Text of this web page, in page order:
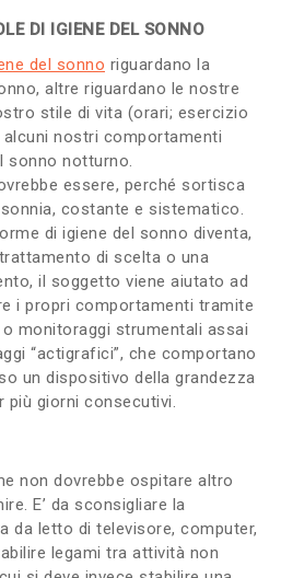
DI IGIENE DEL SONNO
del sonno riguardano la
altre riguardano le nostre
stile di vita (orari; esercizio
nostri comportamenti
sonno notturno.
essere, perché sortisca
costante e sistematico.
di igiene del sonno diventa,
di scelta o una
il soggetto viene aiutato ad
i propri comportamenti tramite
o monitoraggi strumentali assai
“actigrafici”, che comportano
un dispositivo della grandezza
più giorni consecutivi.
non dovrebbe ospitare altro
E’ da sconsigliare la
da letto di televisore, computer,
legami tra attività non